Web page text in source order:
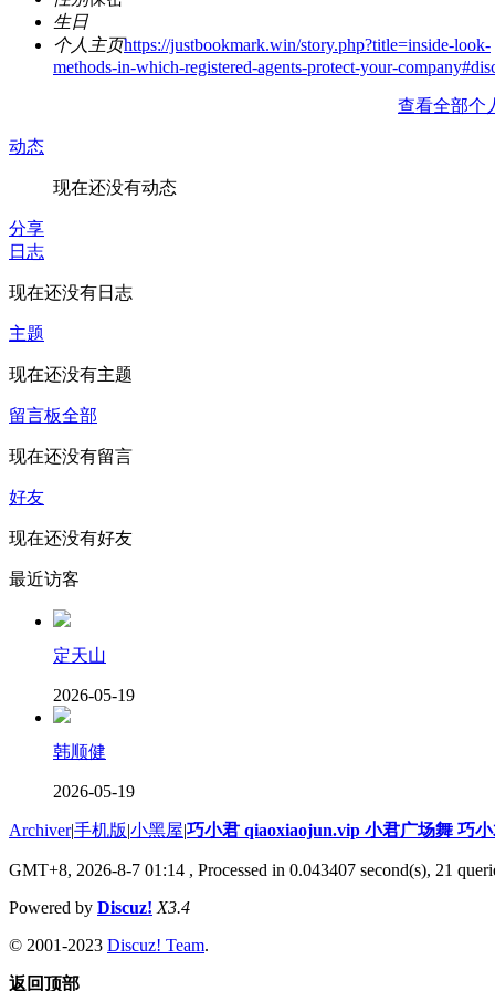
生日
个人主页https://justbookmark.win/story.php?title=inside-look-
methods-in-which-registered-agents-protect-your-
查看全部个
动态
现在还没有动态
分享
日志
现在还没有日志
主题
现在还没有主题
留言板全部
现在还没有留言
好友
现在还没有好友
最近访客
定天山
2026-05-19
韩顺健
2026-05-19
Archiver|手机版|小黑屋|巧小君 qiaoxiaojun.vip 小君广场舞 巧
GMT+8, 2026-8-7 01:14 , Processed in 0.043407 second(s), 21
Powered by Discuz! X3.4
© 2001-2023 Discuz! Team.
返回顶部